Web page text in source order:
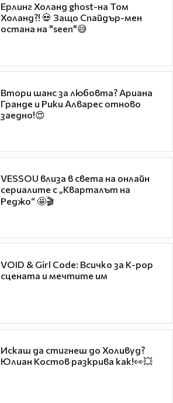
Ерлинг Холанд ghost-на Том
Холанд?! 💀 Защо Спайдър-мен
остана на "seen"😅
Втори шанс за любовта? Ариана
Гранде и Рики Алварес отново
заедно!😍
VESSOU влиза в света на онлайн
сериалите с „Кварталът на
Реджо“ 🤩🎬
VOID & Girl Code: Всичко за K-pop
сцената и мечтите им
Искаш да стигнеш до Холивуд?
Юлиан Костов разкрива как!👀💥